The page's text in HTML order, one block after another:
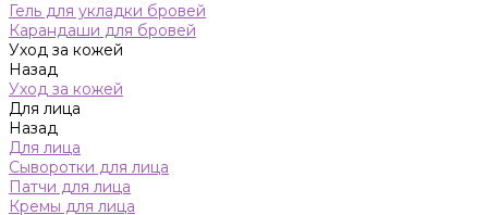
Гель для укладки бровей
Карандаши для бровей
Уход за кожей
Назад
Уход за кожей
Для лица
Назад
Для лица
Сыворотки для лица
Патчи для лица
Кремы для лица